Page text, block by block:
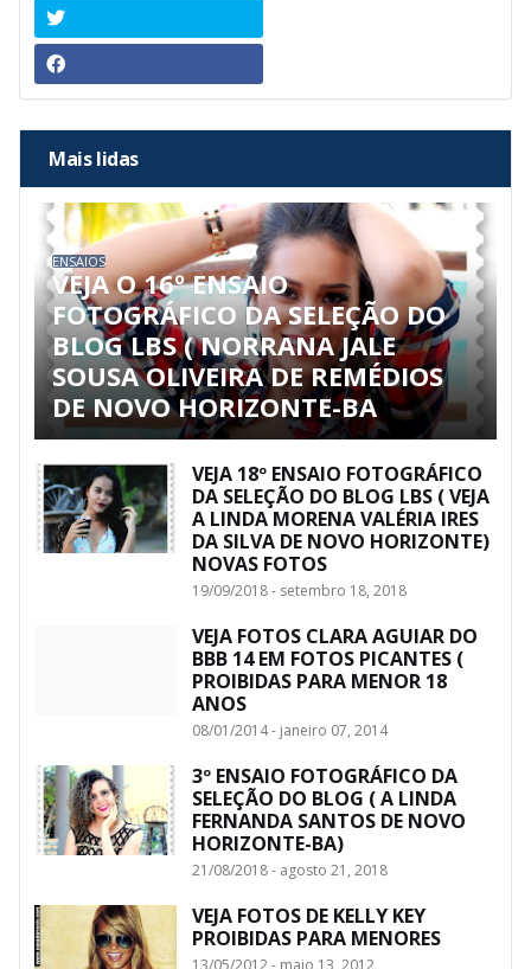
Mais lidas
ENSAIOS
VEJA O 16º ENSAIO
FOTOGRÁFICO DA SELEÇÃO DO
BLOG LBS ( NORRANA JALE
SOUSA OLIVEIRA DE REMÉDIOS
DE NOVO HORIZONTE-BA
VEJA 18º ENSAIO FOTOGRÁFICO
DA SELEÇÃO DO BLOG LBS ( VEJA
A LINDA MORENA VALÉRIA IRES
DA SILVA DE NOVO HORIZONTE)
NOVAS FOTOS
19/09/2018 - setembro 18, 2018
VEJA FOTOS CLARA AGUIAR DO
BBB 14 EM FOTOS PICANTES (
PROIBIDAS PARA MENOR 18
ANOS
08/01/2014 - janeiro 07, 2014
3º ENSAIO FOTOGRÁFICO DA
SELEÇÃO DO BLOG ( A LINDA
FERNANDA SANTOS DE NOVO
HORIZONTE-BA)
21/08/2018 - agosto 21, 2018
VEJA FOTOS DE KELLY KEY
PROIBIDAS PARA MENORES
13/05/2012 - maio 13, 2012